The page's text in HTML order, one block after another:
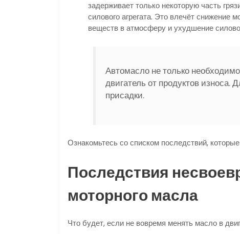
задерживает только некоторую часть
силового агрегата. Это влечёт
веществ в атмосферу и ухудшение
Автомасло не только
двигатель от продуктов износа.
присадки.
Ознакомьтесь со списком последствий,
Последствия
моторного масла
Что будет, если не вовремя менять масло в